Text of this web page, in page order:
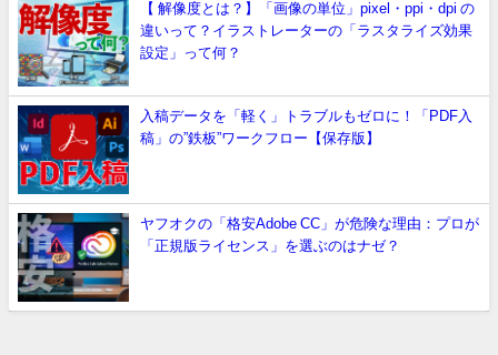
【 解像度とは？】「画像の単位」pixel・ppi・dpi の
違いって？イラストレーターの「ラスタライズ効果
設定」って何？
入稿データを「軽く」トラブルもゼロに！「PDF入
稿」の”鉄板”ワークフロー【保存版】
ヤフオクの「格安Adobe CC」が危険な理由：プロが
「正規版ライセンス」を選ぶのはナゼ？